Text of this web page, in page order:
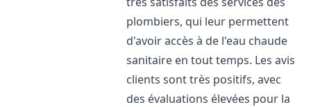
plombiers, qui leur permettent
d'avoir accès à de l'eau chaude
sanitaire en tout temps. Les avis
clients sont très positifs, avec
des évaluations élevées pour la